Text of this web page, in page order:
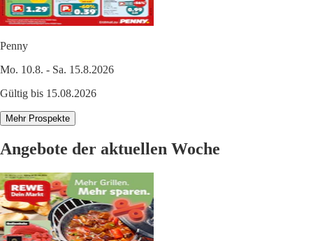
Penny
Mo. 10.8. - Sa. 15.8.2026
Gültig bis 15.08.2026
Mehr Prospekte
Angebote der aktuellen Woche